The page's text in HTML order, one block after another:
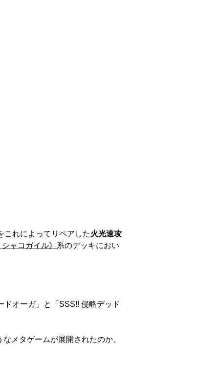
これによってリペアした火光速攻
ャコガイル》 系のデッキにおい
オーガ」と「SSS!! 侵略デッド
メタゲームが展開されたのか。